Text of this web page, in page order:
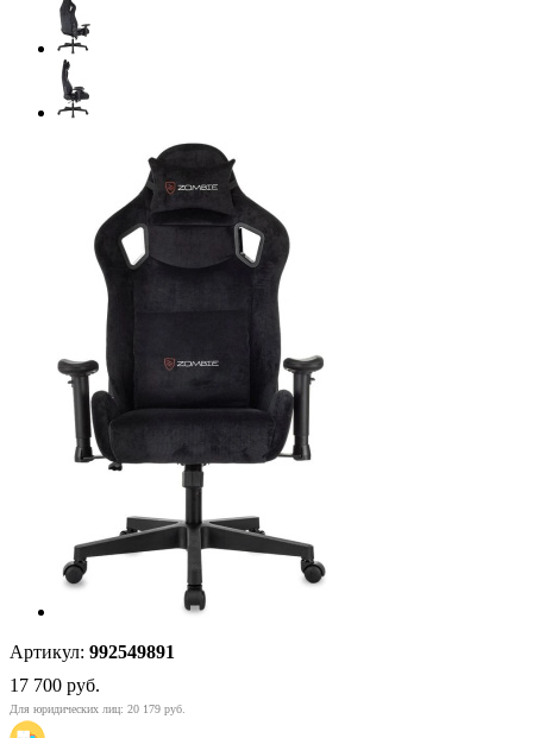
Артикул: 992549891
17 700 руб.
Для юридических лиц: 20 179 руб.